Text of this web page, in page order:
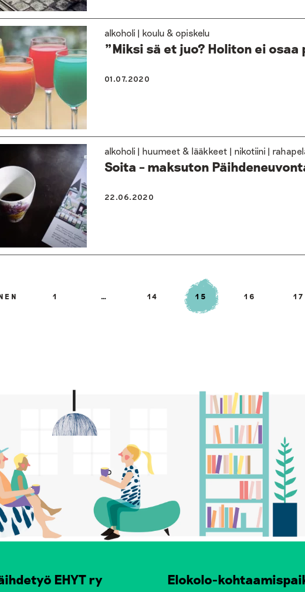
alkoholi | koulu & opiskelu
”Miksi sä et juo? Holiton ei osaa
01.07.2020
alkoholi | huumeet & lääkkeet | nikotiini |
Soita – maksuton
22.06.2020
1 … 14 15 16 17
EHYT ry Elokolo-